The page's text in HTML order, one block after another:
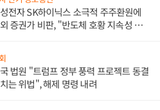
전자 SK하이닉스 소극적 주주환원에
증권가 비판, "반도체 호황 지속성 의
법원 "트럼프 정부 풍력 프로젝트 동결
는 위법", 해제 명령 내려